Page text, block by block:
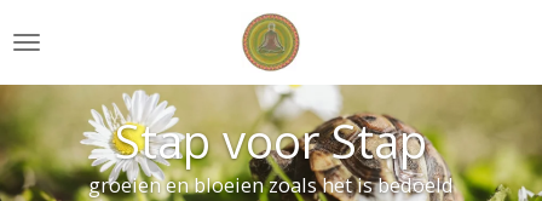
direct
naar
de
hoofdinhoudStap voor Stap
groeien en bloeien zoals het is bedoeld